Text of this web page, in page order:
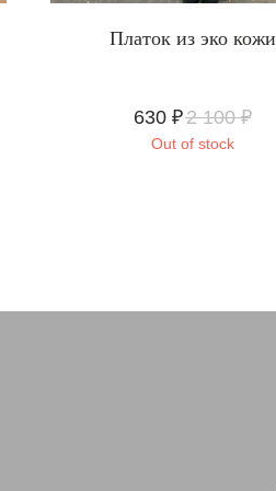
Платок из эко кожи
630 ₽2 100 ₽
Out of stock